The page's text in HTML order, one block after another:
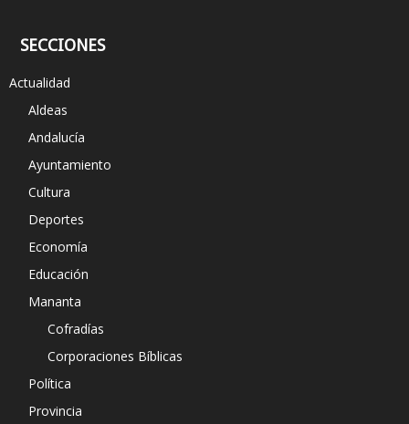
SECCIONES
Actualidad
Aldeas
Andalucía
Ayuntamiento
Cultura
Deportes
Economía
Educación
Mananta
Cofradías
Corporaciones Bíblicas
Política
Provincia